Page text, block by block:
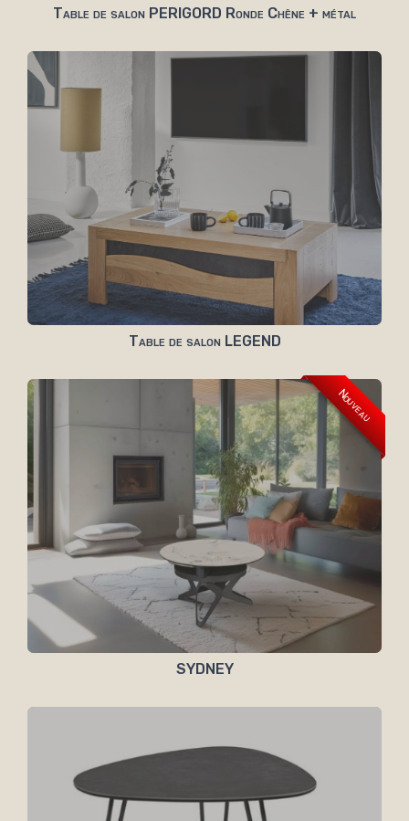
Table de salon PERIGORD Ronde Chêne + métal
Table de salon LEGEND
Nouveau
SYDNEY